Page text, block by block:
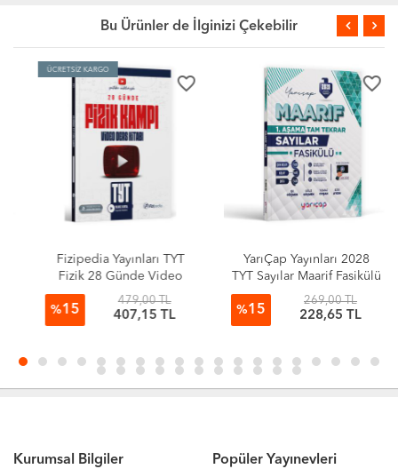
Bu Ürünler de İlginizi Çekebilir
ÜCRETSİZ KARGO
favorite_border
Fizipedia Yayınları TYT
Fizik 28 Günde Video
Ders Kitabı
15
479,00 TL
407,15 TL
favorite_border
YarıÇap Yayınları 2028
TYT Sayılar Maarif Fasikülü
1. Aşama
15
269,00 TL
228,65 TL
Kurumsal Bilgiler Popüler Yayınevleri